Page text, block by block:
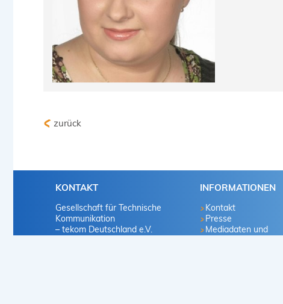
zurück
KONTAKT
Gesellschaft für Technische
Kommunikation
– tekom Deutschland e.V.
INFORMATIONEN
Kontakt
Presse
Mediadaten und